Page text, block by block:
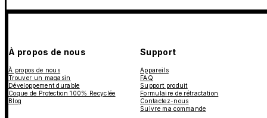
À propos de nous
À propos de nous
Trouver un magasin
Développement durable
Coque de Protection 100% Recyclée
Blog
Support
Appareils
FAQ
Support produit
Formulaire de rétractation
Contactez-nous
Suivre ma commande